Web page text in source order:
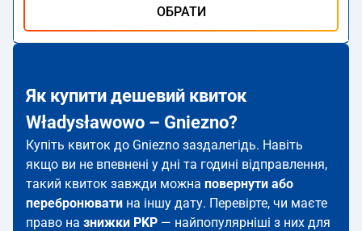
ОБРАТИ
Як купити дешевий квиток
Władysławowo – Gniezno?
Купіть квиток до Gniezno заздалегідь. Навіть
якщо ви не впевнені у дні та годині відправлення,
такий квиток завжди можна повернути або
перебронювати на іншу дату. Перевірте, чи маєте
право на знижки PKP — найпопулярніші з них для